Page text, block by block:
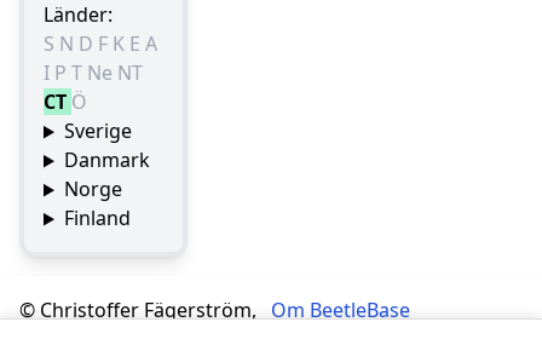
Länder:
S N D F K E A
I P T Ne NT
CT Ö
Sverige
Danmark
Norge
Finland
© Christoffer Fägerström,
Om BeetleBase